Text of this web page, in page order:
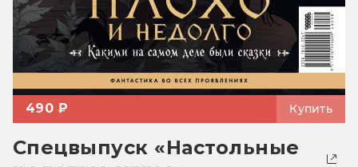
490 ₽ Купить
Спецвыпуск «Настольные